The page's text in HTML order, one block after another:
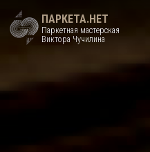
ПАРКЕТА.НЕТ
Паркетная мастерская
Виктора Чучилина